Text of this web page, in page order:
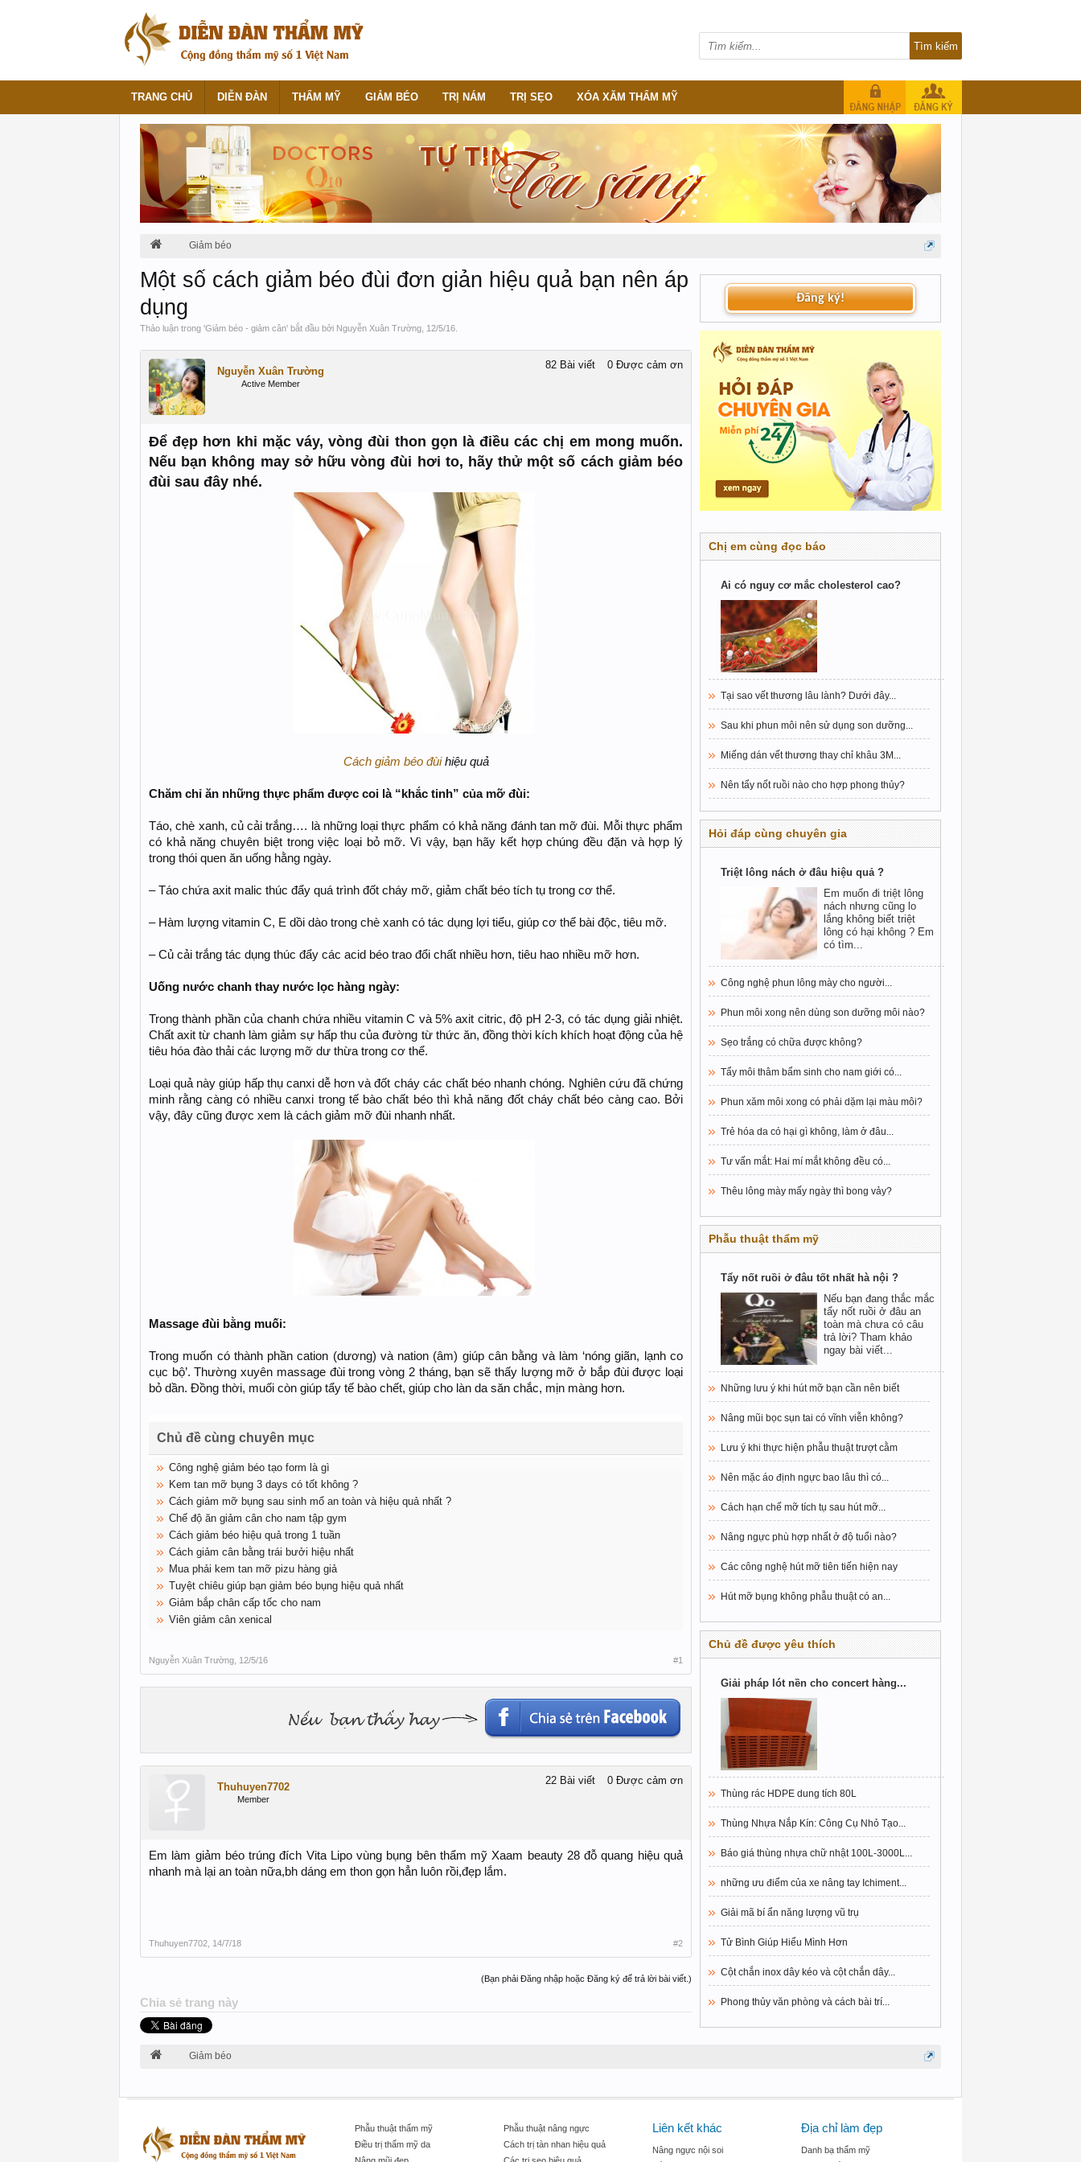
Giảm béo
Một số cách giảm béo đùi đơn giản hiệu quả bạn nên áp
dụng
Thảo luận trong 'Giảm béo - giảm cân' bắt đầu bởi Nguyễn Xuân Trường 12/5/16
Nguyễn Xuân Trường
Active Member
82 Bài viết 0 Được cảm ơn
Để đẹp hơn khi mặc váy, vòng đùi thon gọn là điều các chị em mong muốn.
Nếu bạn không may sở hữu vòng đùi hơi to, hãy thử một số cách giảm béo
đùi sau đây nhé.
Cách giảm béo đùihiệu quả
Chăm chỉ ăn những thực phẩm được coi là “khắc tinh” của mỡ đùi:
Táo, chè xanh, củ cải trắng…. là những loại thực phẩm có khả năng đánh tan mỡ đùi. Mỗi thực phẩm
có khả năng chuyên biệt trong việc loại bỏ mỡ. Vì vậy, bạn hãy kết hợp chúng đều đặn và hợp lý
trong thói quen ăn uống hằng ngày.
– Táo chứa axit malic thúc đẩy quá trình đốt cháy mỡ, giảm chất béo tích tụ trong cơ thể.
– Hàm lượng vitamin C, E dồi dào trong chè xanh có tác dụng lợi tiểu, giúp cơ thể bài độc, tiêu mỡ.
– Củ cải trắng tác dụng thúc đẩy các acid béo trao đổi chất nhiều hơn, tiêu hao nhiều mỡ hơn.
Uống nước chanh thay nước lọc hàng ngày:
Trong thành phần của chanh chứa nhiều vitamin C và 5% axit citric, độ pH 2-3, có tác dụng giải nhiệt.
Chất axit từ chanh làm giảm sự hấp thu của đường từ thức ăn, đồng thời kích khích hoạt động của hệ
tiêu hóa đào thải các lượng mỡ dư thừa trong cơ thể.
Loại quả này giúp hấp thụ canxi dễ hơn và đốt cháy các chất béo nhanh chóng. Nghiên cứu đã chứng
minh rằng càng có nhiều canxi trong tế bào chất béo thì khả năng đốt cháy chất béo càng cao. Bởi
vậy, đây cũng được xem là cách giảm mỡ đùi nhanh nhất.
Massage đùi bằng muối:
Trong muốn có thành phần cation (dương) và nation (âm) giúp cân bằng và làm ‘nóng giãn, lạnh co
cục bộ’. Thường xuyên massage đùi trong vòng 2 tháng, bạn sẽ thấy lượng mỡ ở bắp đùi được loại
bỏ dần. Đồng thời, muối còn giúp tẩy tế bào chết, giúp cho làn da săn chắc, mịn màng hơn.
Chủ đề cùng chuyên mục
Công nghệ giảm béo tạo form là gì
Kem tan mỡ bụng 3 days có tốt không ?
Cách giảm mỡ bụng sau sinh mổ an toàn và hiệu quả nhất ?
Chế độ ăn giảm cân cho nam tập gym
Cách giảm béo hiệu quả trong 1 tuần
Cách giảm cân bằng trái bưởi hiệu nhất
Mua phải kem tan mỡ pizu hàng giả
Tuyệt chiêu giúp bạn giảm béo bụng hiệu quả nhất
Giảm bắp chân cấp tốc cho nam
Viên giảm cân xenical
Nguyễn Xuân Trường 12/5/16 #1
Thuhuyen7702
Member
22 Bài viết 0 Được cảm ơn
Em làm giảm béo trúng đích Vita Lipo vùng bụng bên thẩm mỹ Xaam beauty 28 đỗ quang hiệu quả
nhanh mà lại an toàn nữa,bh dáng em thon gọn hẳn luôn rồi,đẹp lắm.
Thuhuyen7702 14/7/18 #2
(Bạn phải Đăng nhập hoặc Đăng ký để trả lời bài viết.)
Chia sẻ trang này
Đăng ký!
Chị em cùng đọc báo
Ai có nguy cơ mắc cholesterol cao?
Tại sao vết thương lâu lành? Dưới đây...
Sau khi phun môi nên sử dụng son dưỡng...
Miếng dán vết thương thay chỉ khâu 3M...
Nên tẩy nốt ruồi nào cho hợp phong thủy?
Hỏi đáp cùng chuyên gia
Triệt lông nách ở đâu hiệu quả ?
Em muốn đi triệt lông
nách nhưng cũng lo
lắng không biết triệt
lông có hại không ? Em
có tìm...
Công nghệ phun lông mày cho người...
Phun môi xong nên dùng son dưỡng môi nào?
Sẹo trắng có chữa được không?
Tẩy môi thâm bẩm sinh cho nam giới có...
Phun xăm môi xong có phải dặm lại màu môi?
Trẻ hóa da có hại gì không, làm ở đâu...
Tư vấn mắt: Hai mí mắt không đều có...
Thêu lông mày mấy ngày thì bong vảy?
Phẫu thuật thẩm mỹ
Tẩy nốt ruồi ở đâu tốt nhất hà nội ?
Nếu bạn đang thắc mắc
tẩy nốt ruồi ở đâu an
toàn mà chưa có câu
trả lời? Tham khảo
ngay bài viết...
Những lưu ý khi hút mỡ bạn cần nên biết
Nâng mũi bọc sụn tai có vĩnh viễn không?
Lưu ý khi thực hiện phẫu thuật trượt cằm
Nên mặc áo định ngực bao lâu thì có...
Cách hạn chế mỡ tích tụ sau hút mỡ...
Nâng ngực phù hợp nhất ở độ tuổi nào?
Các công nghệ hút mỡ tiên tiến hiện nay
Hút mỡ bụng không phẫu thuật có an...
Chủ đề được yêu thích
Giải pháp lót nền cho concert hàng...
Thùng rác HDPE dung tích 80L
Thùng Nhựa Nắp Kín: Công Cụ Nhỏ Tạo...
Báo giá thùng nhựa chữ nhật 100L-3000L...
những ưu điểm của xe nâng tay Ichiment...
Giải mã bí ẩn năng lượng vũ trụ
Tử Bình Giúp Hiểu Mình Hơn
Cột chắn inox dây kéo và cột chắn dây...
Phong thủy văn phòng và cách bài trí...
Giảm béo
TRANG CHỦ DIỄN ĐÀN THẨM MỸ GIẢM BÉO TRỊ NÁM TRỊ SẸO XÓA XĂM THẨM MỸ
Phẫu thuật thẩm mỹ
Điều trị thẩm mỹ da
Phẫu thuật nâng ngực
Cách trị tàn nhan hiệu quả
Liên kết khác
Nâng ngực nội soi
Địa chỉ làm đẹp
Danh bạ thẩm mỹ